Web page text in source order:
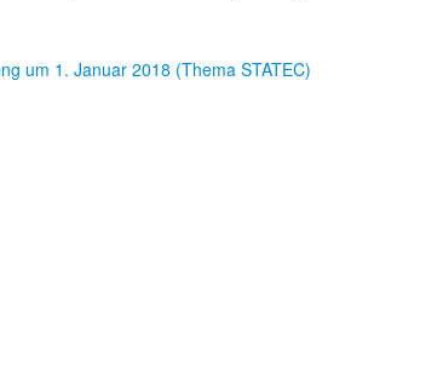
um 1. Januar 2018 (Thema STATEC)